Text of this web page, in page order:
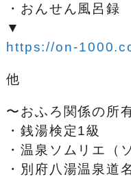
・おんせん風呂録
▼
https://on-
他
〜おふろ関係の所
・銭湯検定1級
・温泉ソムリエ（
・別府八湯温泉道